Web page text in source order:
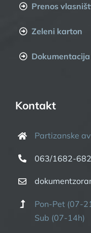
Prenos
Zeleni karton
Dokumentacija
Kontakt
Partizanske
063/1682-682
Pon-Pet (07-
Sub (07-14h)